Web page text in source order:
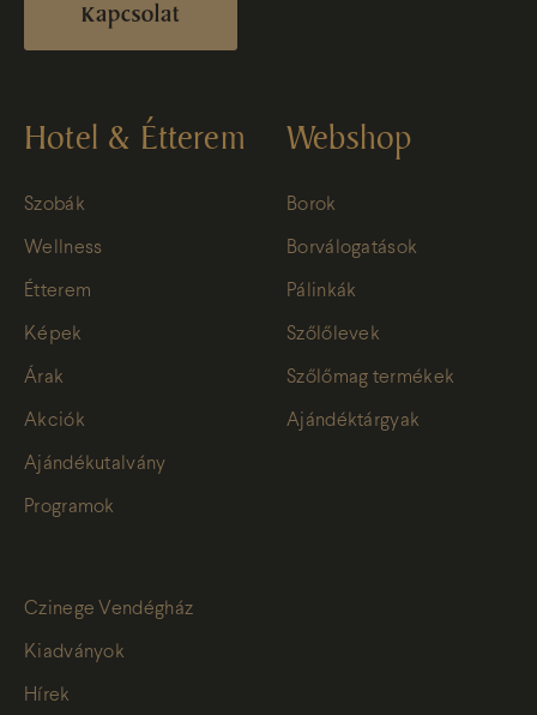
Kapcsolat
Hotel & Étterem
Szobák
Wellness
Étterem
Képek
Árak
Akciók
Ajándékutalvány
Programok
Webshop
Borok
Borválogatások
Pálinkák
Szőlőlevek
Szőlőmag termékek
Ajándéktárgyak
Czinege Vendégház
Kiadványok
Hírek